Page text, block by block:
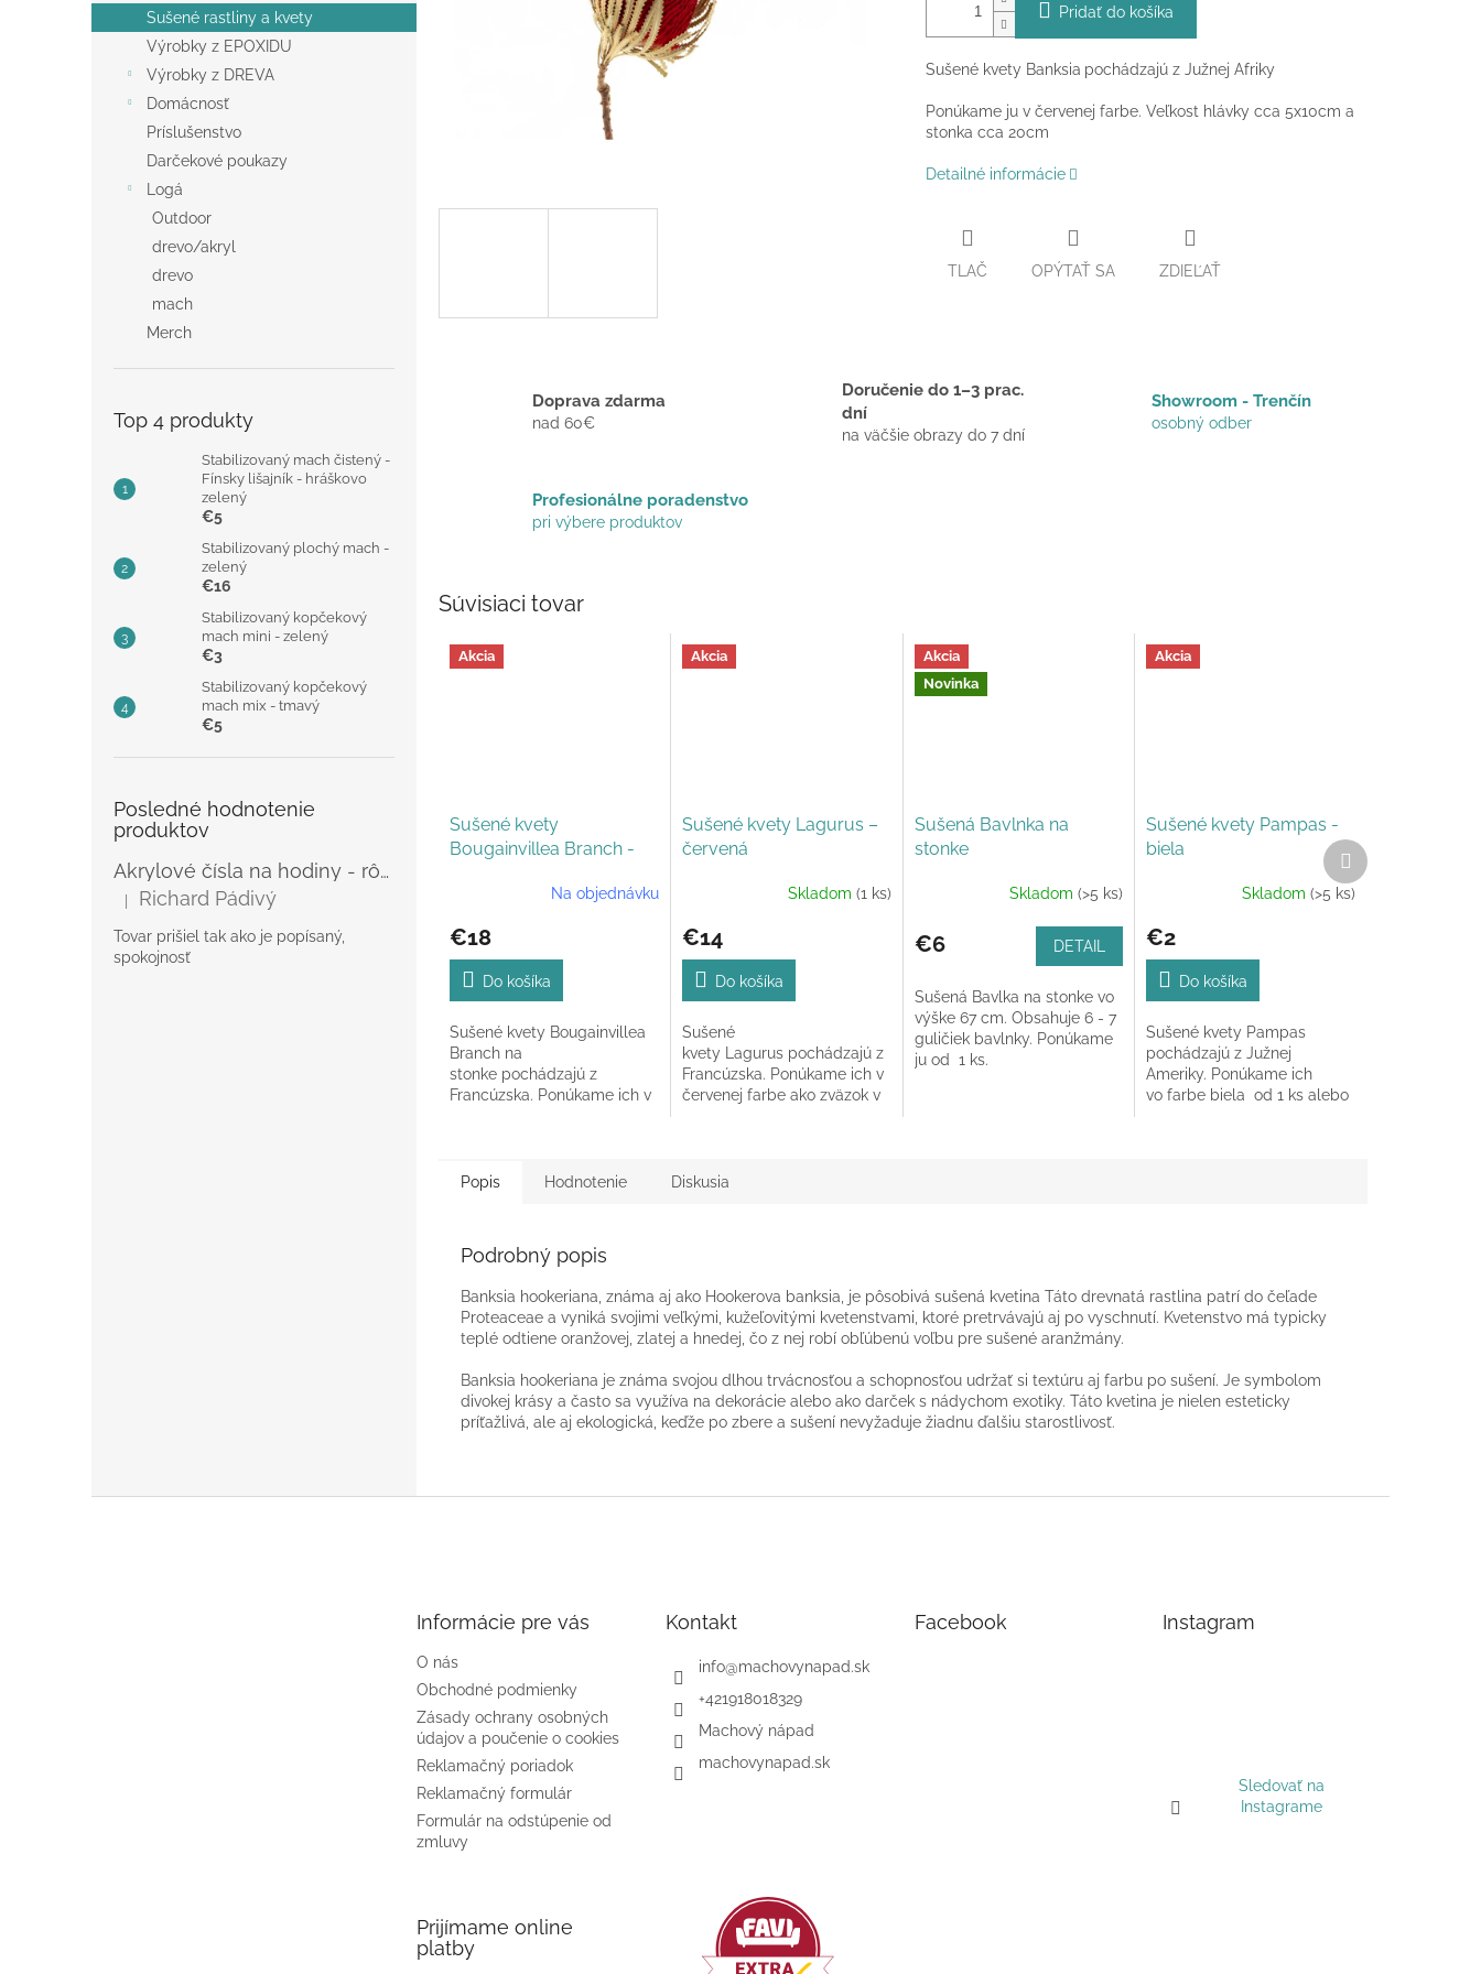
Sušené rastliny a kvety
Výrobky z EPOXIDU
Výrobky z DREVA
Domácnosť
Príslušenstvo
Darčekové poukazy
Logá
Outdoor
drevo/akryl
drevo
mach
Merch
Top 4 produkty
Stabilizovaný mach čistený -
Fínsky lišajník - hráškovo
zelený
€5
Stabilizovaný plochý mach -
zelený
€16
Stabilizovaný kopčekový
mach mini - zelený
€3
Stabilizovaný kopčekový
mach mix - tmavý
€5
Posledné hodnotenie
produktov
Akrylové čísla na hodiny - rôzne
Hodnotenie produktu je 5 z 5 hviezdičiek.
| Richard Pádivý
Tovar prišiel tak ako je popísaný,
spokojnosť
Pridať do košíka
Sušené kvety Banksia pochádzajú z Južnej Afriky
Ponúkame ju v červenej farbe. Veľkost hlávky cca 5x10cm a
stonka cca 20cm
Detailné informácie
TLAČ OPÝTAŤ SA ZDIEĽAŤ
Doprava zdarma
nad 60€
Doručenie do 1–3 prac.
dní
na väčšie obrazy do 7 dní
Showroom - Trenčín
osobný odber
Profesionálne poradenstvo
pri výbere produktov
Súvisiaci tovar
Akcia
Sušené kvety
Bougainvillea Branch -
Na objednávku
€18
Do košíka
Sušené kvety Bougainvillea
Branch na
stonke pochádzajú z
Francúzska. Ponúkame ich v
Akcia
Sušené kvety Lagurus –
červená
produktu
je
z
5
hviezdičiek.
Skladom (1 ks)
€14
Do košíka
Sušené
kvety Lagurus pochádzajú z
Francúzska. Ponúkame ich v
červenej farbe ako zväzok v
Akcia
Novinka
Sušená Bavlnka na
stonke
produktu
z
5
hviezdičiek.
Skladom(>5 ks)
€6 DETAIL
Sušená Bavlka na stonke vo
výške 67 cm. Obsahuje 6 - 7
guličiek bavlnky. Ponúkame
ju od 1 ks.
Akcia
Sušené kvety Pampas -
biela
produktu
je
z
5
hviezdičiek.
Skladom(>5 ks)
€2
Do košíka
Sušené kvety Pampas
pochádzajú z Južnej
Ameriky. Ponúkame ich
vo farbe biela od 1 ks alebo
Ďalší
produkt
Popis Hodnotenie Diskusia
Podrobný popis
Banksia hookeriana, známa aj ako Hookerova banksia, je pôsobivá sušená kvetina Táto drevnatá rastlina patrí do čeľade
Proteaceae a vyniká svojimi veľkými, kužeľovitými kvetenstvami, ktoré pretrvávajú aj po vyschnutí. Kvetenstvo má typicky
teplé odtiene oranžovej, zlatej a hnedej, čo z nej robí obľúbenú voľbu pre sušené aranžmány.
Banksia hookeriana je známa svojou dlhou trvácnosťou a schopnosťou udržať si textúru aj farbu po sušení. Je symbolom
divokej krásy a často sa využíva na dekorácie alebo ako darček s nádychom exotiky. Táto kvetina je nielen esteticky
príťažlivá, ale aj ekologická, keďže po zbere a sušení nevyžaduje žiadnu ďalšiu starostlivosť.
Informácie pre vás
O nás
Obchodné podmienky
Zásady ochrany osobných
údajov a poučenie o cookies
Reklamačný poriadok
Reklamačný formulár
Formulár na odstúpenie od
zmluvy
Kontakt
info@machovynapad.sk
+421918018329
Machový nápad
machovynapad.sk
Facebook Instagram
Sledovať na
Instagrame
Prijímame online
platby